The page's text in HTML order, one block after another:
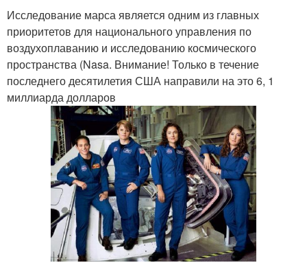
Исследование марса является одним из главных
приоритетов для национального управления по
воздухоплаванию и исследованию космического
пространства (Nasa. Внимание! Только в течение
последнего десятилетия США направили на это 6, 1
миллиарда долларов